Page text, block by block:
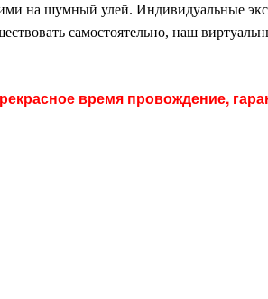
на шумный улей. Индивидуальные
самостоятельно, наш
время провождение,